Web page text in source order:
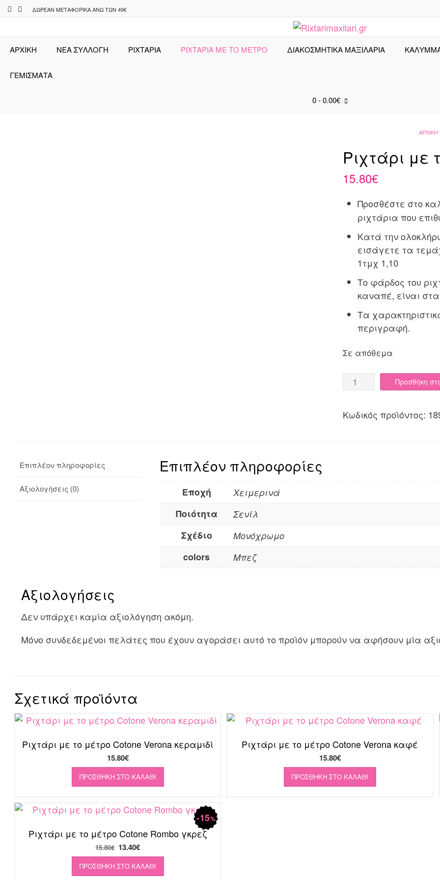
Skip
to
ΔΩΡΕΆΝ ΜΕΤΑΦΟΡΙΚΆ ΆΝΩ ΤΩΝ 49€
ΑΡΧΙΚΉ ΝΕΑ ΣΥΛΛΟΓΗ ΡΙΧΤΆΡΙΑ ΡΙΧΤΑΡΙΑ ΜΕ ΤΟ ΜΕΤΡΟ ΔΙΑΚΟΣΜΗΤΙΚΑ ΜΑΞΙΛΑΡΙΑ
ΓΕΜΙΣΜΑΤΑ
0- 0.00€
ΑΡΧΙΚΉ
Ριχτάρι με
15.80€
Προσθέστε στο
ριχτάρια που
Κατά την
εισάγετε τα
1τμχ 1,10
Το φάρδος του
καναπέ, είναι
Τα
περιγραφή.
Σε απόθεμα
Ριχτάρι
με
μέτρο
Προσθήκη
Κωδικός προϊόντος:
Επιπλέον πληροφορίες
Αξιολογήσεις (0)
Επιπλέον πληροφορίες
Εποχή Χειμερινά
Ποιότητα Σενίλ
Σχέδιο Μονόχρωμο
colors Μπεζ
Αξιολογήσεις
Δεν υπάρχει καμία αξιολόγηση ακόμη.
Μόνο συνδεδεμένοι πελάτες που έχουν αγοράσει αυτό το προϊόν μπορούν να αφήσουν μία
Σχετικά προϊόντα
Ριχτάρι με το μέτρο Cotone Verona κεραμιδί
15.80€
ΠΡΟΣΘΉΚΗ ΣΤΟ ΚΑΛΆΘΙ
Ριχτάρι με το μέτρο Cotone Verona καφέ
15.80€
ΠΡΟΣΘΉΚΗ ΣΤΟ ΚΑΛΆΘΙ
15%
Ριχτάρι με το μέτρο Cotone Rombo γκρεζ
15.80€ Original
price
was:
13.40€Η
τρέχουσα
τιμή
ΠΡΟΣΘΉΚΗ ΣΤΟ ΚΑΛΆΘΙ